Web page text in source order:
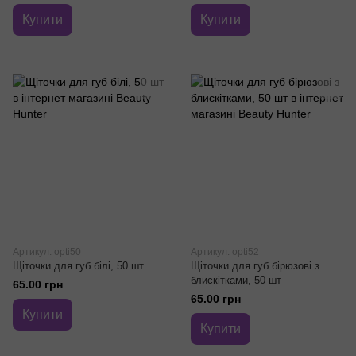
Купити Купити
Артикул: opti50
Щіточки для губ білі, 50 шт
65.00 грн
Купити
Артикул: opti52
Щіточки для губ бірюзові з
блискітками, 50 шт
65.00 грн
Купити